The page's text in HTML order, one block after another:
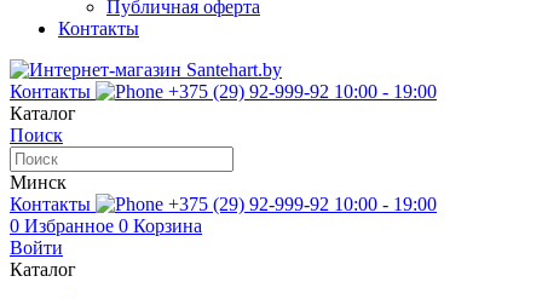
Публичная оферта
Контакты
Контакты +375 (29) 92-999-92 10:00 - 19:00
Каталог
Поиск
Минск
Контакты
+375 (29) 92-999-92 10:00 - 19:00
0 Избранное 0 Корзина
Войти
Каталог